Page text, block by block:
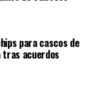
para cascos de
tras acuerdos